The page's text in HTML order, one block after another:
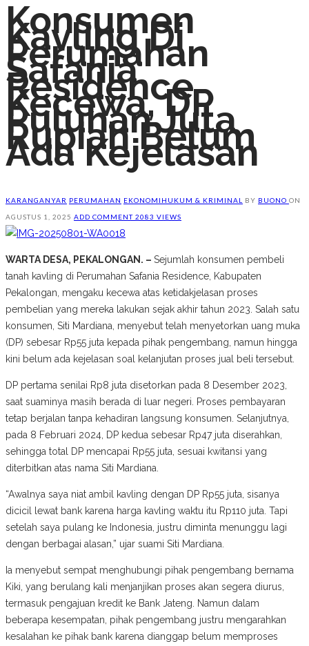
Konsumen
Kavling Di
Perumahan
Safania
Residence
Kecewa, DP
Puluhan Juta
Rupiah Belum
Ada Kejelasan
KARANGANYAR PERUMAHAN EKONOMI HUKUM & KRIMINAL BY BUONO ON
AGUSTUS 1, 2025 ADD COMMENT 2083 VIEWS
WARTA DESA, PEKALONGAN. – Sejumlah konsumen pembeli
tanah kavling di Perumahan Safania Residence, Kabupaten
Pekalongan, mengaku kecewa atas ketidakjelasan proses
pembelian yang mereka lakukan sejak akhir tahun 2023. Salah satu
konsumen, Siti Mardiana, menyebut telah menyetorkan uang muka
(DP) sebesar Rp55 juta kepada pihak pengembang, namun hingga
kini belum ada kejelasan soal kelanjutan proses jual beli tersebut.
DP pertama senilai Rp8 juta disetorkan pada 8 Desember 2023,
saat suaminya masih berada di luar negeri. Proses pembayaran
tetap berjalan tanpa kehadiran langsung konsumen. Selanjutnya,
pada 8 Februari 2024, DP kedua sebesar Rp47 juta diserahkan,
sehingga total DP mencapai Rp55 juta, sesuai kwitansi yang
diterbitkan atas nama Siti Mardiana.
“Awalnya saya niat ambil kavling dengan DP Rp55 juta, sisanya
dicicil lewat bank karena harga kavling waktu itu Rp110 juta. Tapi
setelah saya pulang ke Indonesia, justru diminta menunggu lagi
dengan berbagai alasan,” ujar suami Siti Mardiana.
Ia menyebut sempat menghubungi pihak pengembang bernama
Kiki, yang berulang kali menjanjikan proses akan segera diurus,
termasuk pengajuan kredit ke Bank Jateng. Namun dalam
beberapa kesempatan, pihak pengembang justru mengarahkan
kesalahan ke pihak bank karena dianggap belum memproses